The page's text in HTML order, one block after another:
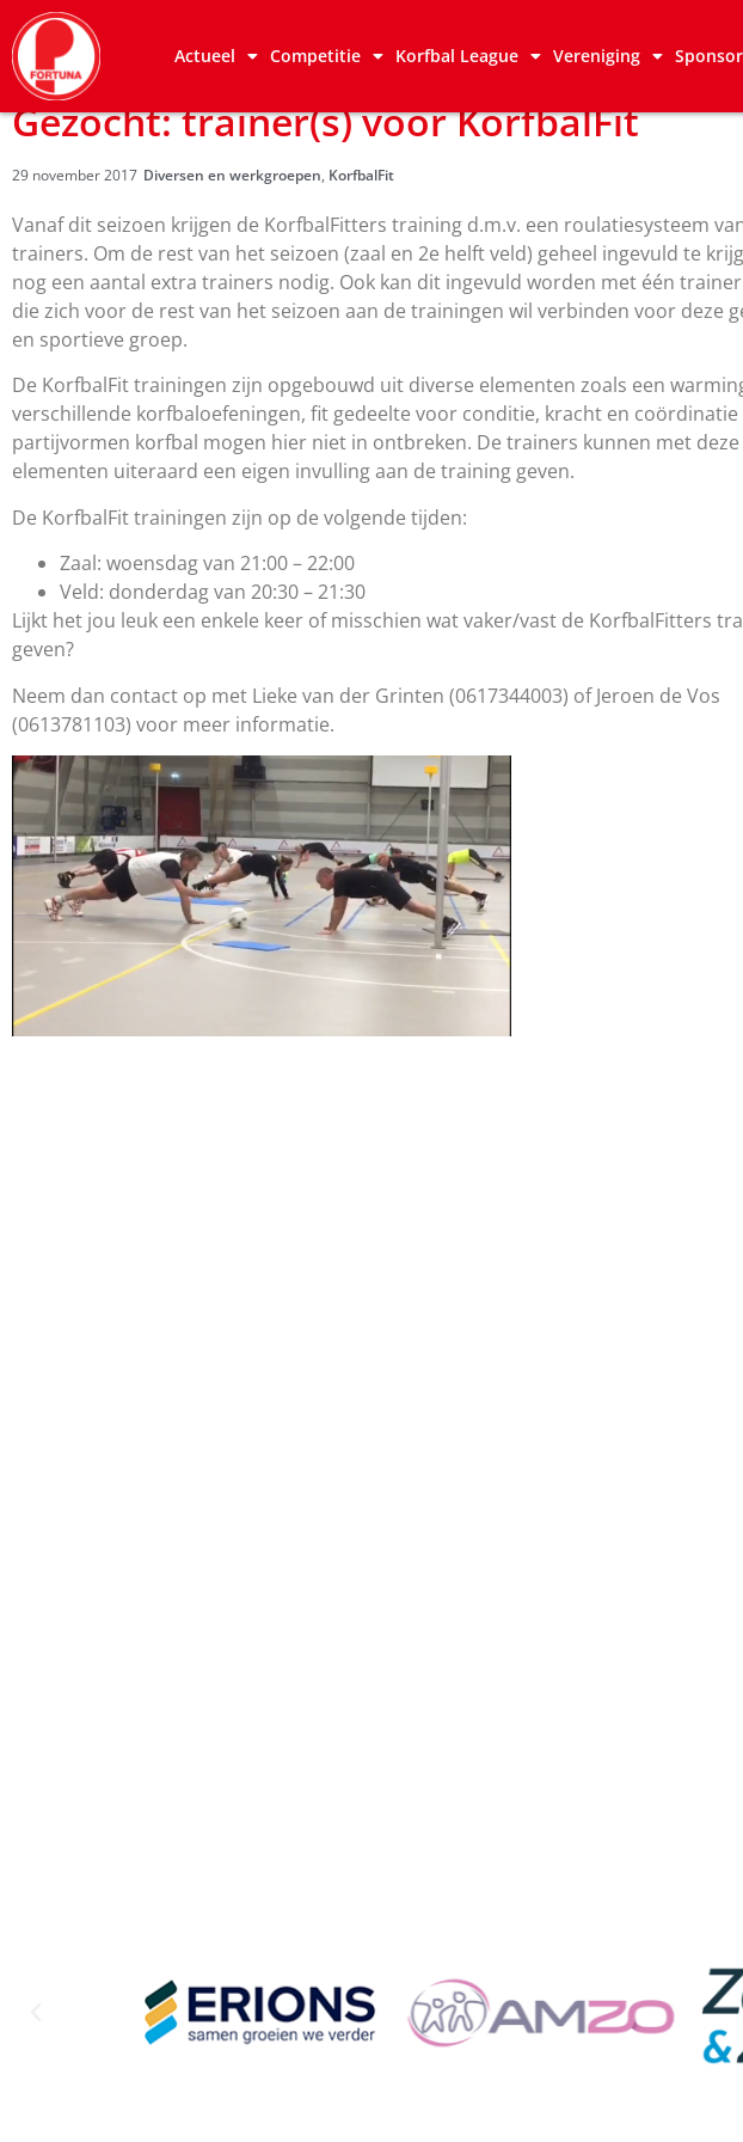
Actueel Competitie Korfbal League Vereniging
Gezocht: trainer(s) voor KorfbalFit
29 november 2017 Diversen en werkgroepen, KorfbalFit
Vanaf dit seizoen krijgen de KorfbalFitters training d.m.v. een roulatiesysteem
trainers. Om de rest van het seizoen (zaal en 2e helft veld) geheel ingevuld te
nog een aantal extra trainers nodig. Ook kan dit ingevuld worden met één
die zich voor de rest van het seizoen aan de trainingen wil verbinden voor deze
en sportieve groep.
De KorfbalFit trainingen zijn opgebouwd uit diverse elementen zoals een
verschillende korfbaloefeningen, fit gedeelte voor conditie, kracht en coördinatie
partijvormen korfbal mogen hier niet in ontbreken. De trainers kunnen met deze
elementen uiteraard een eigen invulling aan de training geven.
De KorfbalFit trainingen zijn op de volgende tijden:
Zaal: woensdag van 21:00 – 22:00
Veld: donderdag van 20:30 – 21:30
Lijkt het jou leuk een enkele keer of misschien wat vaker/vast de KorfbalFitters
geven?
Neem dan contact op met Lieke van der Grinten (0617344003) of Jeroen de Vos
(0613781103) voor meer informatie.